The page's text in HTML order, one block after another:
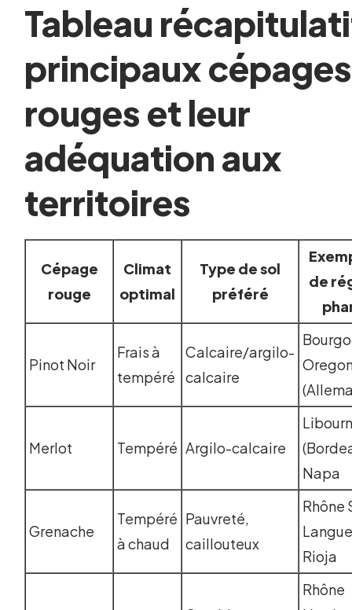
Tableau
principaux cépages
rouges et leur
adéquation aux
territoires
Cépage
rouge
Climat
optimal
Type de sol
préféré
de
Pinot Noir
Frais à
tempéré
Calcaire/argilo-
calcaire
Merlot Tempéré Argilo-calcaire
Napa
Grenache
Tempéré
à chaud
Pauvreté,
caillouteux
Rhône
Rioja
Rhône